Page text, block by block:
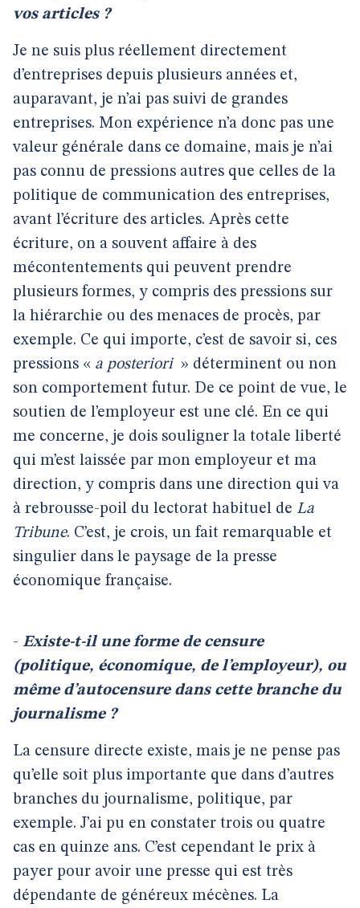
vos articles ?
Je ne suis plus réellement directement
d’entreprises depuis plusieurs années et,
auparavant, je n’ai pas suivi de grandes
entreprises. Mon expérience n’a donc pas une
valeur générale dans ce domaine, mais je n’ai
pas connu de pressions autres que celles de la
politique de communication des entreprises,
avant l’écriture des articles. Après cette
écriture, on a souvent affaire à des
mécontentements qui peuvent prendre
plusieurs formes, y compris des pressions sur
la hiérarchie ou des menaces de procès, par
exemple. Ce qui importe, c’est de savoir si, ces
pressions « a posteriori » déterminent ou non
son comportement futur. De ce point de vue, le
soutien de l’employeur est une clé. En ce qui
me concerne, je dois souligner la totale liberté
qui m’est laissée par mon employeur et ma
direction, y compris dans une direction qui va
à rebrousse-poil du lectorat habituel de La
Tribune. C’est, je crois, un fait remarquable et
singulier dans le paysage de la presse
économique française.
- Existe-t-il une forme de censure
(politique, économique, de l’employeur), ou
même d’autocensure dans cette branche du
journalisme ?
La censure directe existe, mais je ne pense pas
qu’elle soit plus importante que dans d’autres
branches du journalisme, politique, par
exemple. J’ai pu en constater trois ou quatre
cas en quinze ans. C’est cependant le prix à
payer pour avoir une presse qui est très
dépendante de généreux mécènes. La